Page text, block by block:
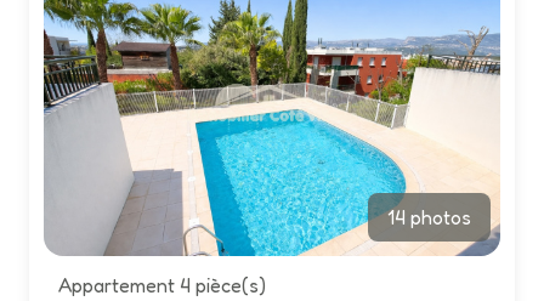
14 photos
Appartement 4 pièce(s)